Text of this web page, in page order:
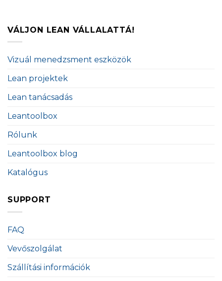
VÁLJON LEAN VÁLLALATTÁ!
Vizuál menedzsment eszközök
Lean projektek
Lean tanácsadás
Leantoolbox
Rólunk
Leantoolbox blog
Katalógus
SUPPORT
FAQ
Vevőszolgálat
Szállítási információk